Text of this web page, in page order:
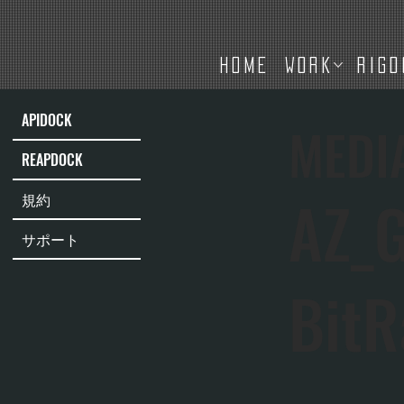
HOME WORK
APIDOCK
REAPDOCK
規約
サポート